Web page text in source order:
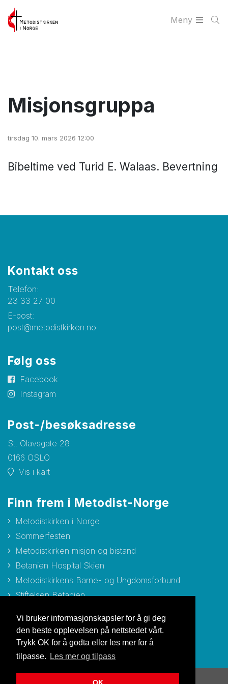
Vi bruker informasjonskapsler for å gi deg
den beste opplevelsen på nettstedet vårt.
Trykk OK for å godta eller les mer for å
tilpasse.
Les mer og tilpass
Meny
Misjonsgruppa
tirsdag 10. mars 2026 12:00
Bibeltime ved Turid E. Walaas. Bevertning
Kontakt oss
Telefon:
23 33 27 00
E-post:
post@metodistkirken.no
Følg oss
Facebook
Instagram
Post-/besøksadresse
St. Olavsgate 28
0166 OSLO
Vis i kart
Finn frem i Metodist-Norge
Metodistkirken i Norge
Sommerfesten
Metodistkirken misjon og bistand
Betanien Hospital Skien
Metodistkirkens Barne- og Ungdomsforbund
Stiftelsen Betanien